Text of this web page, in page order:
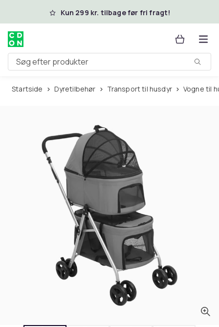
Spring til hovedindhold
Kun 299 kr. tilbage før fri fragt!
Søg efter produkter
Startside Dyretilbehør Transport til husdyr Vogne til